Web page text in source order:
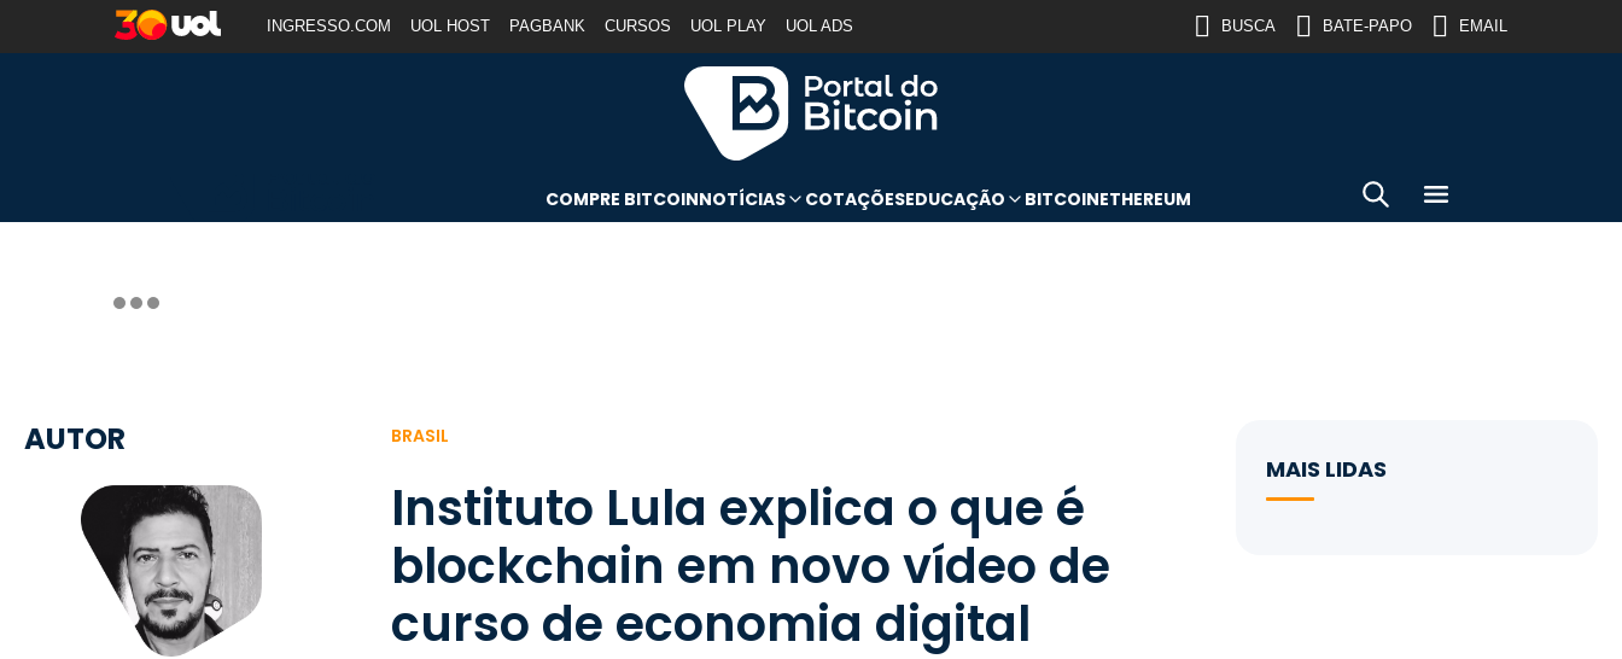
INGRESSO.COM UOL HOST PAGBANK CURSOS UOL PLAY UOL ADS BUSCA BATE-PAPO EMAIL
COMPRE BITCOINNOTÍCIAS COTAÇÕESEDUCAÇÃO BITCOINETHEREUM
AUTOR BRASIL
Instituto Lula explica o que é
blockchain em novo vídeo de
curso de economia digital
MAIS LIDAS